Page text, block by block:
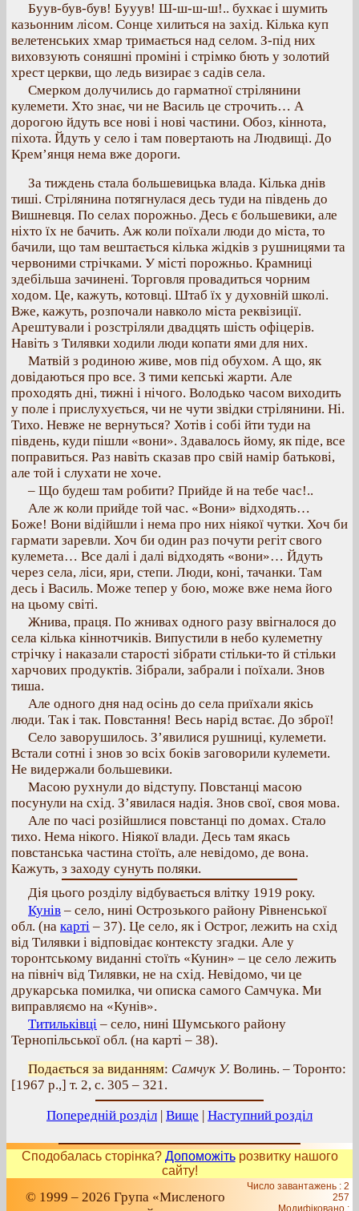
Буув-був-був! Бууув! Ш-ш-ш-ш!.. бухкає і шумить
казьонним лісом. Сонце хилиться на захід. Кілька куп
велетенських хмар тримається над селом. З-під них
виховзують соняшні проміні і стрімко бють у золотий
хрест церкви, що ледь визирає з садів села.
Смерком долучились до гарматної стрілянини
кулемети. Хто знає, чи не Василь це строчить… А
дорогою йдуть все нові і нові частини. Обоз, кіннота,
піхота. Йдуть у село і там повертають на Людвищі. До
Крем’янця нема вже дороги.
За тиждень стала большевицька влада. Кілька днів
тиші. Стрілянина потягнулася десь туди на південь до
Вишневця. По селах порожньо. Десь є большевики, але
ніхто їх не бачить. Аж коли поїхали люди до міста, то
бачили, що там вештається кілька жідків з рушницями та
червоними стрічками. У місті порожньо. Крамниці
здебільша зачинені. Торговля провадиться чорним
ходом. Це, кажуть, котовці. Штаб їх у духовній школі.
Вже, кажуть, розпочали навколо міста реквізиції.
Арештували і розстріляли двадцять шість офіцерів.
Навіть з Тилявки ходили люди копати ями для них.
Матвій з родиною живе, мов під обухом. А що, як
довідаються про все. З тими кепські жарти. Але
проходять дні, тижні і нічого. Володько часом виходить
у поле і прислухується, чи не чути звідки стрілянини. Ні.
Тихо. Невже не вернуться? Хотів і собі йти туди на
південь, куди пішли «вони». Здавалось йому, як піде, все
поправиться. Раз навіть сказав про свій намір батькові,
але той і слухати не хоче.
– Що будеш там робити? Прийде й на тебе час!..
Але ж коли прийде той час. «Вони» відходять…
Боже! Вони відійшли і нема про них ніякої чутки. Хоч би
гармати заревли. Хоч би один раз почути регіт свого
кулемета… Все далі і далі відходять «вони»… Йдуть
через села, ліси, яри, степи. Люди, коні, тачанки. Там
десь і Василь. Може тепер у бою, може вже нема його
на цьому світі.
Жнива, праця. По жнивах одного разу ввігналося до
села кілька кіннотчиків. Випустили в небо кулеметну
стрічку і наказали старості зібрати стільки-то й стільки
харчових продуктів. Зібрали, забрали і поїхали. Знов
тиша.
Але одного дня над осінь до села приїхали якісь
люди. Так і так. Повстання! Весь нарід встає. До зброї!
Село заворушилось. З’явилися рушниці, кулемети.
Встали сотні і знов зо всіх боків заговорили кулемети.
Не видержали большевики.
Масою рухнули до відступу. Повстанці масою
посунули на схід. З’явилася надія. Знов свої, своя мова.
Але по часі розійшлися повстанці по домах. Стало
тихо. Нема нікого. Ніякої влади. Десь там якась
повстанська частина стоїть, але невідомо, де вона.
Кажуть, з заходу сунуть поляки.
Дія цього розділу відбувається влітку 1919 року.
Кунів – село, нині Острозького району Рівненської
обл. (на карті – 37). Це село, як і Острог, лежить на схід
від Тилявки і відповідає контексту згадки. Але у
торонтському виданні стоїть «Кунин» – це село лежить
на північ від Тилявки, не на схід. Невідомо, чи це
друкарська помилка, чи описка самого Самчука. Ми
виправляємо на «Кунів».
Титильківці – село, нині Шумського району
Тернопільської обл. (на карті – 38).
Подається за виданням: Самчук У. Волинь. – Торонто:
[1967 р.,] т. 2, с. 305 – 321.
Попередній розділ | Вище | Наступний розділ
Сподобалась сторінка? Допоможітьрозвитку нашого
сайту!
© 1999 – 2026 Група «Мисленого
Число завантажень : 2
257
Модифіковано :